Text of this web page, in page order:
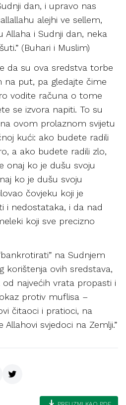
dan, i upravo nas
alejhi ve sellem,
Allaha i Sudnji dan, neka
(Buhari i Muslim)
da su ova sredstva torbe
na put, pa gledajte čime
vodite računa o tome
se izvora napiti. To su
ovom prolaznom svijetu
kući: ako budete radili
a ako budete radili zlo,
onaj ko je dušu svoju
ko je dušu svoju
čovjeku koji je
i nedostataka, i da nad
koji sve precizno
na Sudnjem
korištenja ovih sredstava,
od najvećih vrata propasti i
protiv muflisa –
čitaoci i pratioci, na
Allahovi svjedoci na Zemlji.”